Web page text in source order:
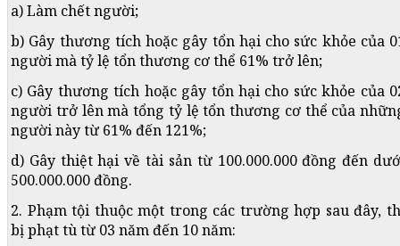
a) Làm chết người;
b) Gây thương tích hoặc gây tổn hại cho sức khỏe của
người mà tỷ lệ tổn thương cơ thể 61% trở lên;
c) Gây thương tích hoặc gây tổn hại cho sức khỏe của
người trở lên mà tổng tỷ lệ tổn thương cơ thể của
người này từ 61% đến 121%;
d) Gây thiệt hại về tài sản từ 100.000.000 đồng đến
500.000.000 đồng.
2. Phạm tội thuộc một trong các trường hợp sau đây,
bị phạt tù từ 03 năm đến 10 năm: